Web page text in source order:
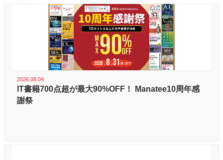
2026.08.04
IT書籍700点超が最大90%OFF！ Manatee10周年感
謝祭